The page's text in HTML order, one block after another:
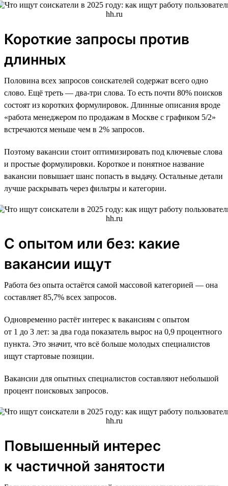
Короткие запросы против
длинных
Половина всех запросов соискателей содержат всего одно
слово. Ещё треть — два-три слова. То есть почти 80% поисков
состоят из коротких формулировок. Длинные описания вроде
«работа менеджером по продажам в Москве с графиком 5/2»
встречаются меньше чем в 2% запросов.
Поэтому вакансии стоит оптимизировать под ключевые слова
и простые формулировки. Короткое и понятное название
вакансии повышает шанс попасть в выдачу. Остальные детали
лучше раскрывать через фильтры и категории.
С опытом или без: какие
вакансии ищут
Работа без опыта остаётся самой массовой категорией — она
составляет 85,7% всех запросов.
Одновременно растёт интерес к вакансиям с опытом
от 1 до 3 лет: за два года показатель вырос на 0,9 процентного
пункта. Это значит, что всё больше молодых специалистов
ищут стартовые позиции.
Вакансии для опытных специалистов составляют небольшой
процент поисковых запросов.
Повышенный интерес
к частичной занятости